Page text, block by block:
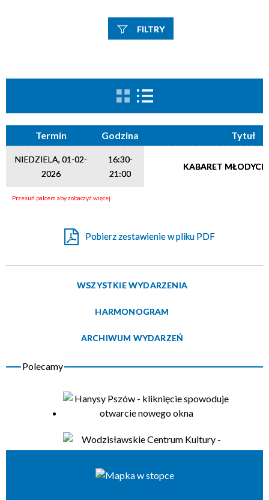
FILTRY
Trwające w zakresie
ten
Termin Godzina Tytuł
NIEDZIELA, 01-02-
2026
16:30-
21:00
KABARET
Pobierz zestawienie w pliku PDF
WSZYSTKIE WYDARZENIA
HARMONOGRAM
ARCHIWUM WYDARZEŃ